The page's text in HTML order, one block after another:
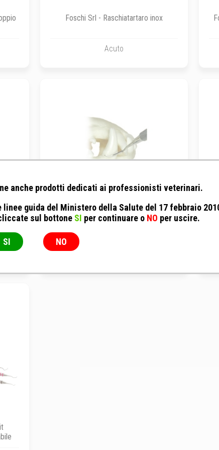
Foschi Srl - Raschiatartaro inox
Acuto
veterinary instrumentation - Curette
anche prodotti dedicati ai professionisti veterinari.
guida del Ministero della Salute del 17 febbraio
sul bottone SI per continuare o NO per uscire.
SI NO